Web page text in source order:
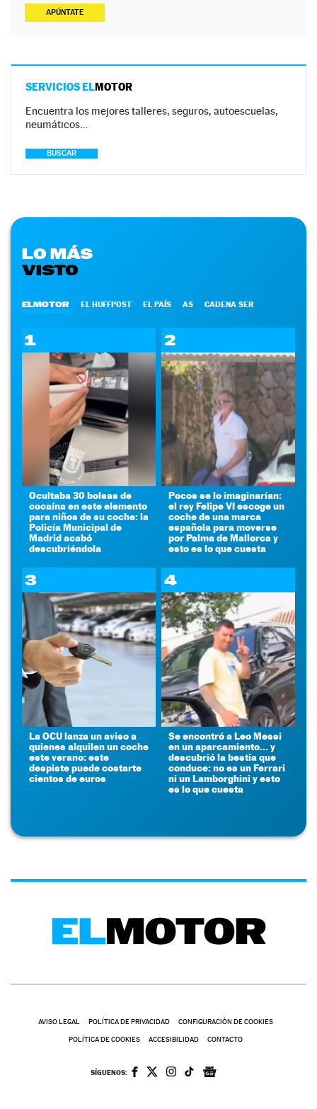
APÚNTATE
SERVICIOS ELMOTOR
Encuentra los mejores talleres, seguros, autoescuelas,
neumáticos…
BUSCAR
LO MÁS
VISTO
ELMOTOR EL HUFFPOST EL PAÍS AS CADENA SER
1
Ocultaba 30 bolsas de
cocaína en este elemento
para niños de su coche: la
Policía Municipal de
Madrid acabó
descubriéndola
2
Pocos se lo imaginarían:
el rey Felipe VI escoge un
coche de una marca
española para moverse
por Palma de Mallorca y
esto es lo que cuesta
3
La OCU lanza un aviso a
quienes alquilen un coche
este verano: este
despiste puede costarte
cientos de euros
4
Se encontró a Leo Messi
en un aparcamiento... y
descubrió la bestia que
conduce: no es un Ferrari
ni un Lamborghini y esto
es lo que cuesta
AVISO LEGAL POLÍTICA DE PRIVACIDAD CONFIGURACIÓN DE COOKIES
POLÍTICA DE COOKIES ACCESIBILIDAD CONTACTO
SÍGUENOS: